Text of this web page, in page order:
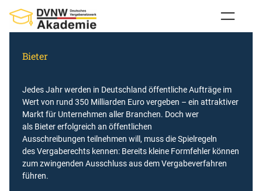
Inhalt
springen
Bieter
Jedes Jahr werden in Deutschland öffentliche Aufträge im
Wert von rund 350 Milliarden Euro vergeben – ein attraktiver
Markt für Unternehmen aller Branchen. Doch wer
als Bieter erfolgreich an öffentlichen
Ausschreibungen teilnehmen will, muss die Spielregeln
des Vergaberechts kennen: Bereits kleine Formfehler können
zum zwingenden Ausschluss aus dem Vergabeverfahren
führen.